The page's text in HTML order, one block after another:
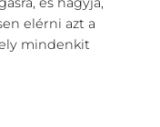
elérni azt a
mindenkit